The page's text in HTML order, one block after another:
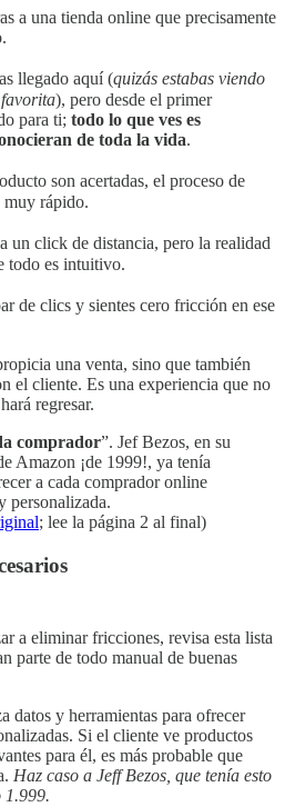
a una tienda online que precisamente
llegado aquí (quizás estabas viendo
favorita), pero desde el primer
para ti; todo lo que ves es
de toda la vida.
son acertadas, el proceso de
rápido.
un click de distancia, pero la realidad
todo es intuitivo.
de clics y sientes cero fricción en ese
una venta, sino que también
el cliente. Es una experiencia que no
regresar.
comprador”. Jef Bezos, en su
Amazon ¡de 1999!, ya tenía
a cada comprador online
personalizada.
; lee la página 2 al final)
a eliminar fricciones, revisa esta lista
parte de todo manual de buenas
datos y herramientas para ofrecer
Si el cliente ve productos
para él, es más probable que
Haz caso a Jeff Bezos, que tenía esto
1.999.